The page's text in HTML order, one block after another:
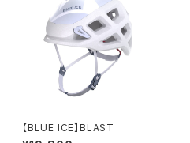
【BLUE ICE】BLAST